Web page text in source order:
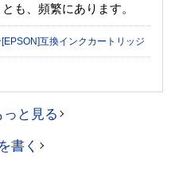
も、頻繁にあります。
互換インクカートリッジ
っと見る
書く